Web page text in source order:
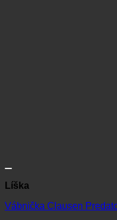
Líška
Vábnička Clausen